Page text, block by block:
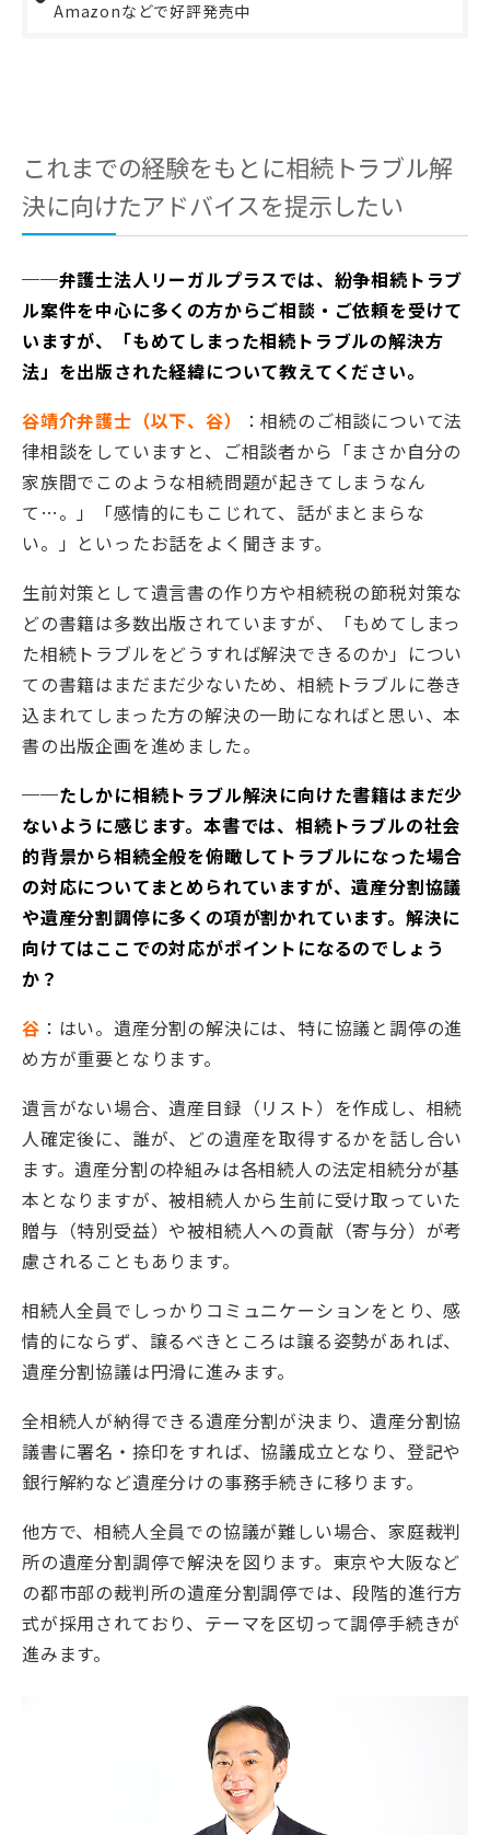
Amazonなどで好評発売中
これまでの経験をもとに相続トラブル解
決に向けたアドバイスを提示したい
──弁護士法人リーガルプラスでは、紛争相続トラブ
ル案件を中心に多くの方からご相談・ご依頼を受けて
いますが、「もめてしまった相続トラブルの解決方
法」を出版された経緯について教えてください。
谷靖介弁護士（以下、谷）
：相続のご相談について法
律相談をしていますと、ご相談者から「まさか自分の
家族間でこのような相続問題が起きてしまうなん
て…。」「感情的にもこじれて、話がまとまらな
い。」といったお話をよく聞きます。
生前対策として遺言書の作り方や相続税の節税対策な
どの書籍は多数出版されていますが、「もめてしまっ
た相続トラブルをどうすれば解決できるのか」につい
ての書籍はまだまだ少ないため、相続トラブルに巻き
込まれてしまった方の解決の一助になればと思い、本
書の出版企画を進めました。
──たしかに相続トラブル解決に向けた書籍はまだ少
ないように感じます。本書では、相続トラブルの社会
的背景から相続全般を俯瞰してトラブルになった場合
の対応についてまとめられていますが、遺産分割協議
や遺産分割調停に多くの項が割かれています。解決に
向けてはここでの対応がポイントになるのでしょう
か？
谷 ：はい。遺産分割の解決には、特に協議と調停の進
め方が重要となります。
遺言がない場合、遺産目録（リスト）を作成し、相続
人確定後に、誰が、どの遺産を取得するかを話し合い
ます。遺産分割の枠組みは各相続人の法定相続分が基
本となりますが、被相続人から生前に受け取っていた
贈与（特別受益）や被相続人への貢献（寄与分）が考
慮されることもあります。
相続人全員でしっかりコミュニケーションをとり、感
情的にならず、譲るべきところは譲る姿勢があれば、
遺産分割協議は円滑に進みます。
全相続人が納得できる遺産分割が決まり、遺産分割協
議書に署名・捺印をすれば、協議成立となり、登記や
銀行解約など遺産分けの事務手続きに移ります。
他方で、相続人全員での協議が難しい場合、家庭裁判
所の遺産分割調停で解決を図ります。東京や大阪など
の都市部の裁判所の遺産分割調停では、段階的進行方
式が採用されており、テーマを区切って調停手続きが
進みます。